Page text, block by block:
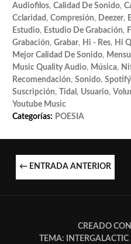
Audiofilos, Calidad De Sonido,
Cclaridad , Compresión, Deezer,
Estudio, Estudio De Grabación,
Grabación, Grabar, Hi - Res, Hi
Mejor Calidad De Sonido,
Music Quality Audio, Música,
Recomendación, Sonido, Spotifý
Suscripción, Tidal , Usuario,
Youtube Music
Categorías: POESIA
ENTRADAS
← ENTRADA ANTERIOR
CREADO
TEMA: INTERGALACTIC